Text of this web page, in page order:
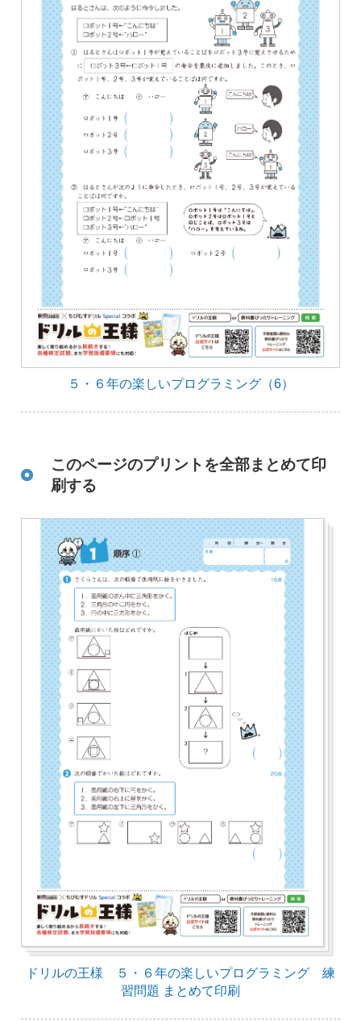
５・６年の楽しいプログラミング（6）
このページのプリントを全部まとめて印
刷する
ドリルの王様 ５・６年の楽しいプログラミング 練
習問題 まとめて印刷